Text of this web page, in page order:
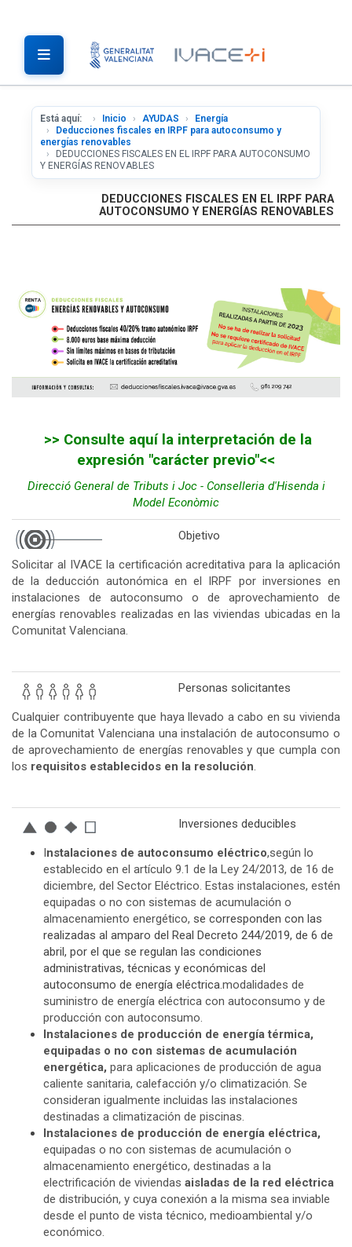
Está aquí: Inicio AYUDAS
Energía
Deducciones fiscales en IRPF para autoconsumo y
energías renovables
DEDUCCIONES FISCALES EN EL IRPF PARA AUTOCONSUMO
Y ENERGÍAS RENOVABLES
DEDUCCIONES FISCALES EN EL IRPF PARA
AUTOCONSUMO Y ENERGÍAS RENOVABLES
>> Consulte aquí la interpretación de la
expresión "carácter previo"<<
Direcció General de Tributs i Joc - Conselleria d'Hisenda i
Model Econòmic
Objetivo
Solicitar al IVACE la certificación acreditativa para la aplicación
de la deducción autonómica en el IRPF por inversiones en
instalaciones de autoconsumo o de aprovechamiento de
energías renovables realizadas en las viviendas ubicadas en la
Comunitat Valenciana.
Personas solicitantes
Cualquier contribuyente que haya llevado a cabo en su vivienda
de la Comunitat Valenciana una instalación de autoconsumo o
de aprovechamiento de energías renovables y que cumpla con
los requisitos establecidos en la resolución.
Inversiones deducibles
nstalaciones de autoconsumo eléctrico,según lo
establecido en el artículo 9.1 de la Ley 24/2013, de 16 de
diciembre, del Sector Eléctrico. Estas instalaciones, estén
equipadas o no con sistemas de acumulación o
almacenamiento energético, se corresponden con las
realizadas al amparo del Real Decreto 244/2019, de 6 de
abril, por el que se regulan las condiciones
administrativas, técnicas y económicas del
autoconsumo de energía eléctrica.modalidades de
suministro de energía eléctrica con autoconsumo y de
producción con autoconsumo.
Instalaciones de producción de energía térmica,
equipadas o no con sistemas de acumulación
energética, para aplicaciones de producción de agua
caliente sanitaria, calefacción y/o climatización. Se
consideran igualmente incluidas las instalaciones
destinadas a climatización de piscinas.
Instalaciones de producción de energía eléctrica,
equipadas o no con sistemas de acumulación o
almacenamiento energético, destinadas a la
electrificación de viviendas aisladas de la red eléctrica
de distribución, y cuya conexión a la misma sea inviable
desde el punto de vista técnico, medioambiental y/o
económico.